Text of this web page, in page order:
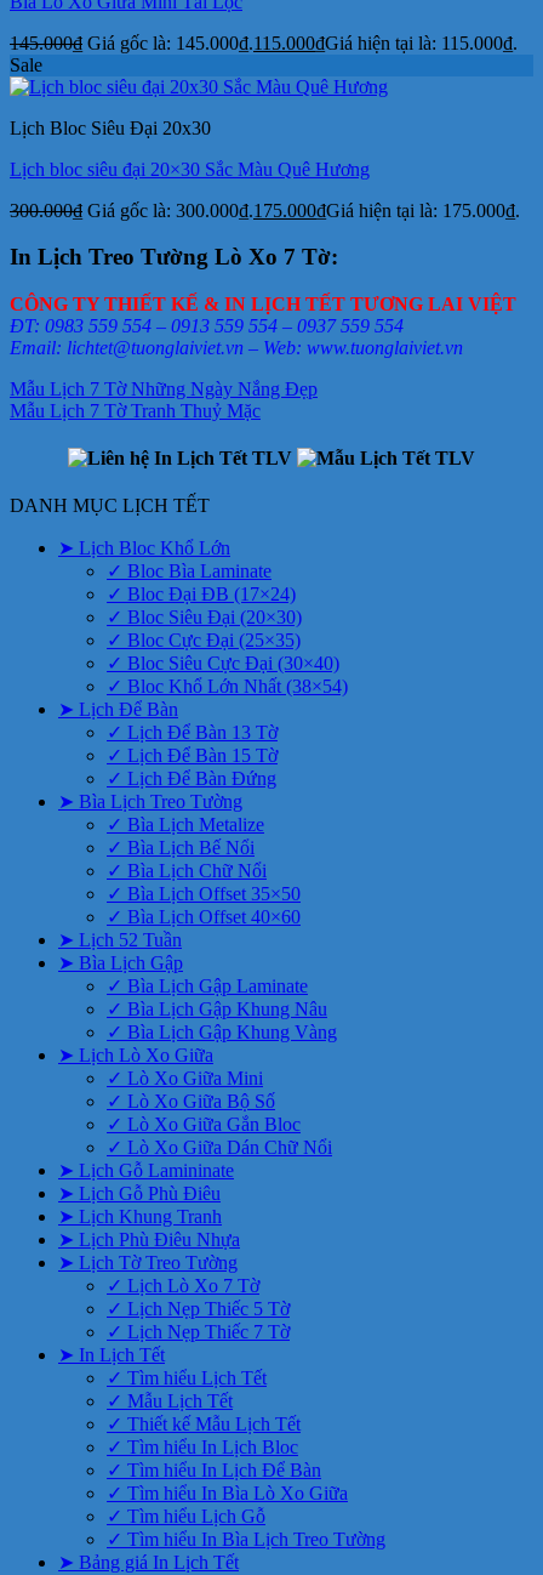
145.000₫ Giá gốc là: 145.000₫.115.000₫Giá hiện tại là: 115.000₫.
Sale
Lịch Bloc Siêu Đại 20x30
Lịch bloc siêu đại 20×30 Sắc Màu Quê Hương
300.000₫ Giá gốc là: 300.000₫.175.000₫Giá hiện tại là: 175.000₫.
In Lịch Treo Tường Lò Xo 7 Tờ:
CÔNG TY THIẾT KẾ & IN LỊCH TẾT TƯƠNG LAI VIỆT
ĐT: 0983 559 554 – 0913 559 554 – 0937 559 554
Email: lichtet@tuonglaiviet.vn – Web: www.tuonglaiviet.vn
Mẫu Lịch 7 Tờ Những Ngày Nắng Đẹp
Mẫu Lịch 7 Tờ Tranh Thuỷ Mặc
DANH MỤC LỊCH TẾT
➤ Lịch Bloc Khổ Lớn
✓ Bloc Bìa Laminate
✓ Bloc Đại ĐB (17×24)
✓ Bloc Siêu Đại (20×30)
✓ Bloc Cực Đại (25×35)
✓ Bloc Siêu Cực Đại (30×40)
✓ Bloc Khổ Lớn Nhất (38×54)
➤ Lịch Để Bàn
✓ Lịch Để Bàn 13 Tờ
✓ Lịch Để Bàn 15 Tờ
✓ Lịch Để Bàn Đứng
➤ Bìa Lịch Treo Tường
✓ Bìa Lịch Metalize
✓ Bìa Lịch Bế Nổi
✓ Bìa Lịch Chữ Nổi
✓ Bìa Lịch Offset 35×50
✓ Bìa Lịch Offset 40×60
➤ Lịch 52 Tuần
➤ Bìa Lịch Gập
✓ Bìa Lịch Gập Laminate
✓ Bìa Lịch Gập Khung Nâu
✓ Bìa Lịch Gập Khung Vàng
➤ Lịch Lò Xo Giữa
✓ Lò Xo Giữa Mini
✓ Lò Xo Giữa Bộ Số
✓ Lò Xo Giữa Gắn Bloc
✓ Lò Xo Giữa Dán Chữ Nổi
➤ Lịch Gỗ Lamininate
➤ Lịch Gỗ Phù Điêu
➤ Lịch Khung Tranh
➤ Lịch Phù Điêu Nhựa
➤ Lịch Tờ Treo Tường
✓ Lịch Lò Xo 7 Tờ
✓ Lịch Nẹp Thiếc 5 Tờ
✓ Lịch Nẹp Thiếc 7 Tờ
➤ In Lịch Tết
✓ Tìm hiểu Lịch Tết
✓ Mẫu Lịch Tết
✓ Thiết kế Mẫu Lịch Tết
✓ Tìm hiểu In Lịch Bloc
✓ Tìm hiểu In Lịch Để Bàn
✓ Tìm hiểu In Bìa Lò Xo Giữa
✓ Tìm hiểu Lịch Gỗ
✓ Tìm hiểu In Bìa Lịch Treo Tường
➤ Bảng giá In Lịch Tết